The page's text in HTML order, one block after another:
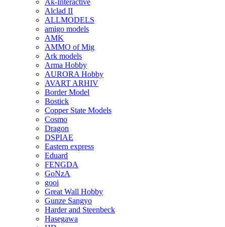
Ak-Interactive
Alclad II
ALLMODELS
amigo models
AMK
AMMO of Mig
Ark models
Arma Hobby
AURORA Hobby
AVART ARHIV
Border Model
Bostick
Copper State Models
Cosmo
Dragon
DSPIAE
Eastern express
Eduard
FENGDA
GoNzA
gooi
Great Wall Hobby
Gunze Sangyo
Harder and Steenbeck
Hasegawa